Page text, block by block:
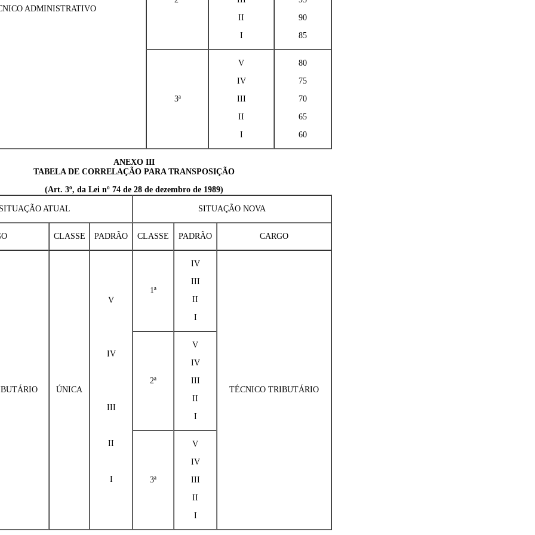
ADMINISTRATIVO
II
I
90
85
3ª
V
IV
III
II
I
80
75
70
65
60
ANEXO III
TABELA DE CORRELAÇÃO PARA TRANSPOSIÇÃO
(Art. 3º, da Lei nº 74 de 28 de dezembro de 1989)
SITUAÇÃO ATUAL SITUAÇÃO NOVA
CLASSE PADRÃO CLASSE PADRÃO CARGO
ÚNICA
V
IV
III
II
I
1ª
IV
III
II
I
TÉCNICO TRIBUTÁRIO
2ª
V
IV
III
II
I
3ª
V
IV
III
II
I